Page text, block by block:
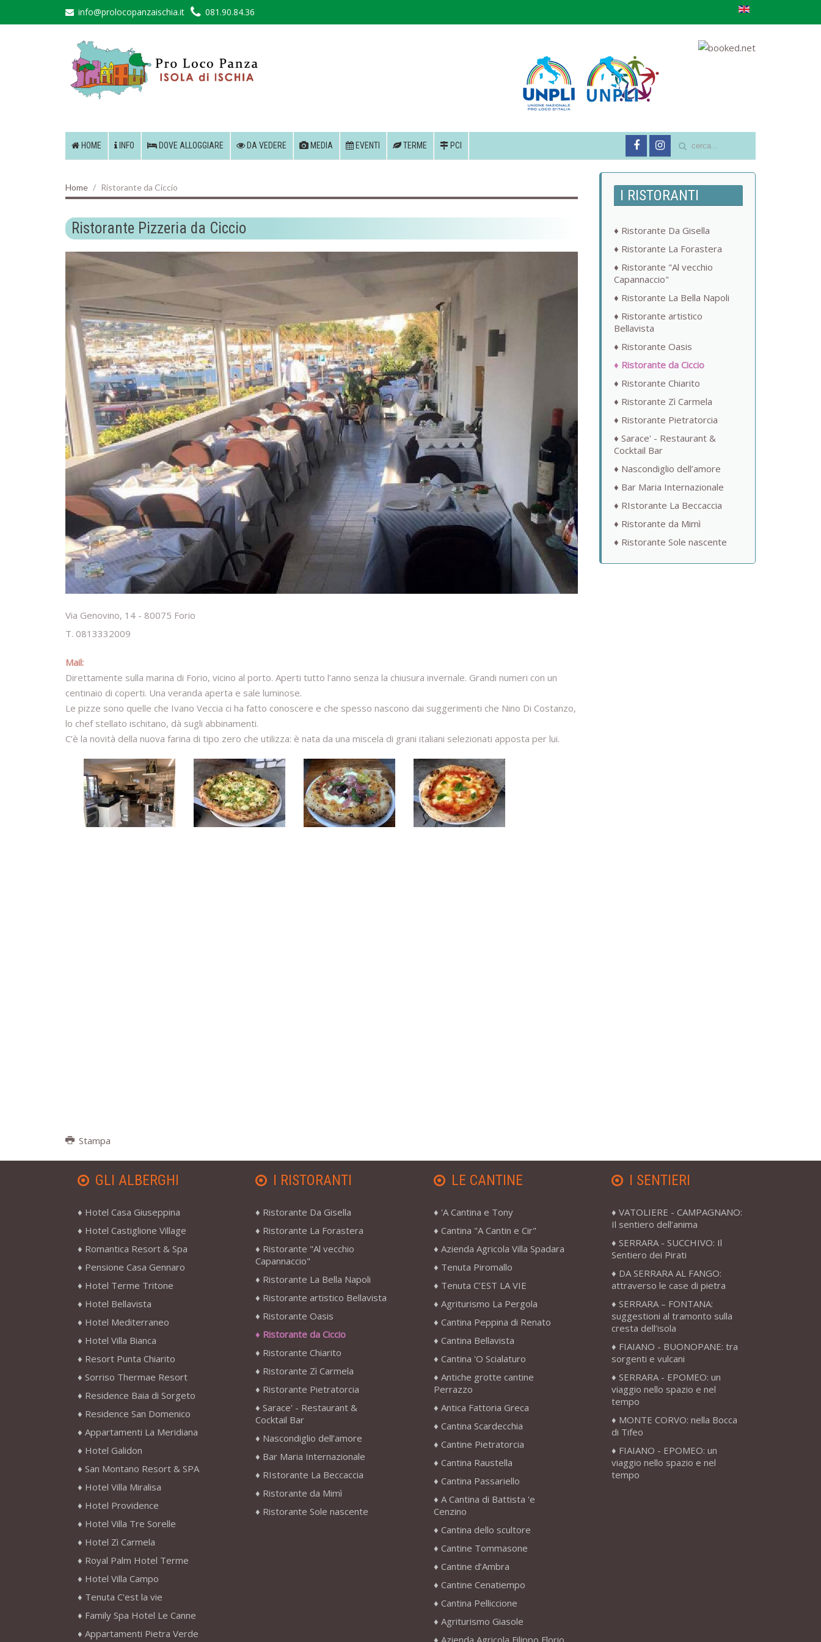
info@prolocopanzaischia.it 081.90.84.36
HOME INFO DOVE ALLOGGIARE DA VEDERE MEDIA EVENTI TERME PCI
Home Ristorante da Ciccio
Ristorante Pizzeria da Ciccio
Via Genovino, 14 - 80075 Forio
T. 0813332009
Mail:
Direttamente sulla marina di Forio, vicino al porto. Aperti tutto l’anno senza la chiusura invernale. Grandi numeri con un
centinaio di coperti. Una veranda aperta e sale luminose.
Le pizze sono quelle che Ivano Veccia ci ha fatto conoscere e che spesso nascono dai suggerimenti che Nino Di Costanzo,
lo chef stellato ischitano, dà sugli abbinamenti.
C’è la novità della nuova farina di tipo zero che utilizza: è nata da una miscela di grani italiani selezionati apposta per lui.
Stampa
I RISTORANTI
Ristorante Da Gisella
Ristorante La Forastera
Ristorante "Al vecchio
Capannaccio"
Ristorante La Bella Napoli
Ristorante artistico
Bellavista
Ristorante Oasis
Ristorante da Ciccio
Ristorante Chiarito
Ristorante Zì Carmela
Ristorante Pietratorcia
Sarace' - Restaurant &
Cocktail Bar
Nascondiglio dell’amore
Bar Maria Internazionale
RIstorante La Beccaccia
Ristorante da Mimì
Ristorante Sole nascente
GLI ALBERGHI
Hotel Casa Giuseppina
Hotel Castiglione Village
Romantica Resort & Spa
Pensione Casa Gennaro
Hotel Terme Tritone
Hotel Bellavista
Hotel Mediterraneo
Hotel Villa Bianca
Resort Punta Chiarito
Sorriso Thermae Resort
Residence Baia di Sorgeto
Residence San Domenico
Appartamenti La Meridiana
Hotel Galidon
San Montano Resort & SPA
Hotel Villa Miralisa
Hotel Providence
Hotel Villa Tre Sorelle
Hotel Zì Carmela
Royal Palm Hotel Terme
Hotel Villa Campo
Tenuta C'est la vie
Family Spa Hotel Le Canne
Appartamenti Pietra Verde
I RISTORANTI
Ristorante Da Gisella
Ristorante La Forastera
Ristorante "Al vecchio
Capannaccio"
Ristorante La Bella Napoli
Ristorante artistico Bellavista
Ristorante Oasis
Ristorante da Ciccio
Ristorante Chiarito
Ristorante Zì Carmela
Ristorante Pietratorcia
Sarace' - Restaurant &
Cocktail Bar
Nascondiglio dell’amore
Bar Maria Internazionale
RIstorante La Beccaccia
Ristorante da Mimì
Ristorante Sole nascente
LE CANTINE
'A Cantina e Tony
Cantina "A Cantin e Cir"
Azienda Agricola Villa Spadara
Tenuta Piromallo
Tenuta C’EST LA VIE
Agriturismo La Pergola
Cantina Peppina di Renato
Cantina Bellavista
Cantina 'O Scialaturo
Antiche grotte cantine
Perrazzo
Antica Fattoria Greca
Cantina Scardecchia
Cantine Pietratorcia
Cantina Raustella
Cantina Passariello
A Cantina di Battista 'e
Cenzino
Cantina dello scultore
Cantine Tommasone
Cantine d’Ambra
Cantine Cenatiempo
Cantina Pelliccione
Agriturismo Giasole
I SENTIERI
VATOLIERE - CAMPAGNANO:
Il sentiero dell’anima
SERRARA - SUCCHIVO: Il
Sentiero dei Pirati
DA SERRARA AL FANGO:
attraverso le case di pietra
SERRARA – FONTANA:
suggestioni al tramonto sulla
cresta dell’isola
FIAIANO - BUONOPANE: tra
sorgenti e vulcani
SERRARA - EPOMEO: un
viaggio nello spazio e nel
tempo
MONTE CORVO: nella Bocca
di Tifeo
FIAIANO - EPOMEO: un
viaggio nello spazio e nel
tempo